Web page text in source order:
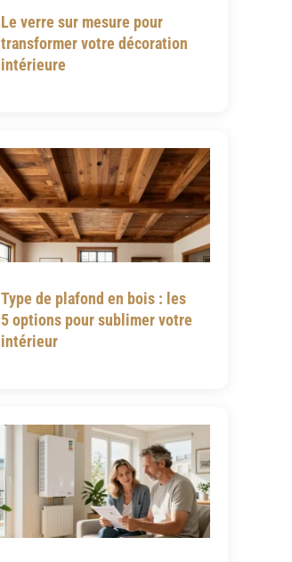
Le verre sur mesure pour
transformer votre décoration
intérieure
Type de plafond en bois : les
5 options pour sublimer votre
intérieur